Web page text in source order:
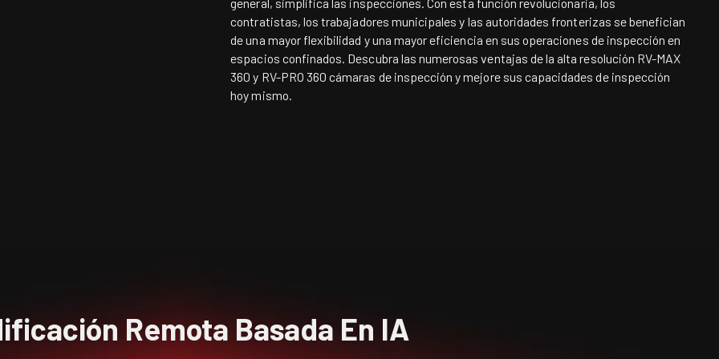
general, simplifica las inspecciones. Con esta función revolucionaria, los
contratistas, los trabajadores municipales y las autoridades fronterizas se benefician
de una mayor flexibilidad y una mayor eficiencia en sus operaciones de inspección en
espacios confinados. Descubra las numerosas ventajas de la alta resolución RV-MAX
360 y RV-PRO 360 cámaras de inspección y mejore sus capacidades de inspección
hoy mismo.
Remota Basada En IA